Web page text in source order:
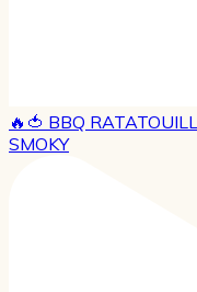
🔥🍅 BBQ
SMOKY